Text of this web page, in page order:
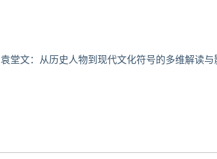
袁堂文：从历史人物到现代文化符号的多维解读与